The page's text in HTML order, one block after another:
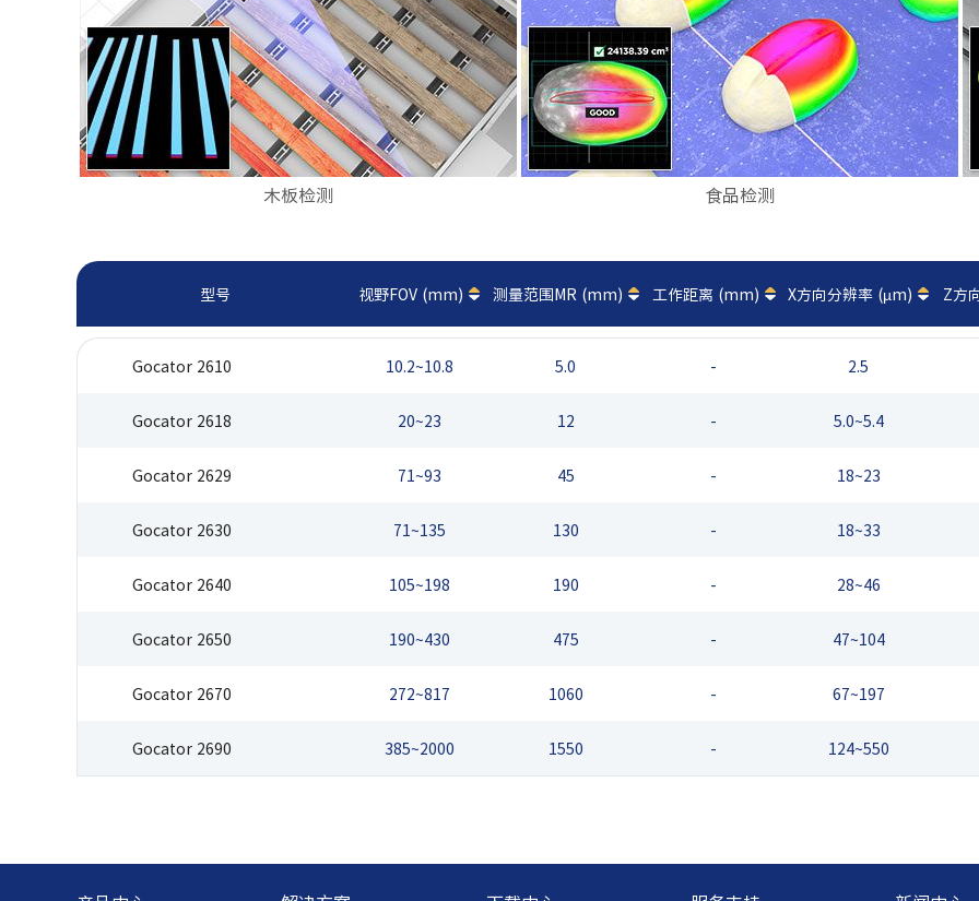
木板检测 食品检测
型号 视野FOV (mm) 测量范围MR (mm) 工作距离 (mm) X方向分辨率 (µm) Z方
Gocator 2610 10.2~10.8 5.0 - 2.5
Gocator 2618 20~23 12 - 5.0~5.4
Gocator 2629 71~93 45 - 18~23
Gocator 2630 71~135 130 - 18~33
Gocator 2640 105~198 190 - 28~46
Gocator 2650 190~430 475 - 47~104
Gocator 2670 272~817 1060 - 67~197
Gocator 2690 385~2000 1550 - 124~550